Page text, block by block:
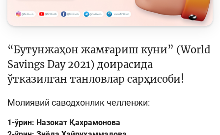
Интерактив хизматлар
Фотогалерея
Лойиҳа ҳақида
Кенгайтирилган қидирув
Сайт харитаси
“Бутунжаҳон жамғариш куни” (World
Savings Day 2021) доирасида
ўтказилган танловлар сарҳисоби!
Молиявий саводхонлик челленжи:
1-ўрин: Назокат Қахрамонова